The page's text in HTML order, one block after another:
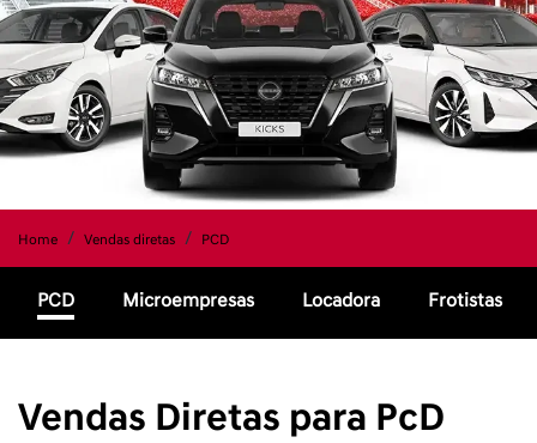
Home Vendas diretas PCD
Microempresas
PCD Locadora Frotistas
Vendas Diretas para PcD